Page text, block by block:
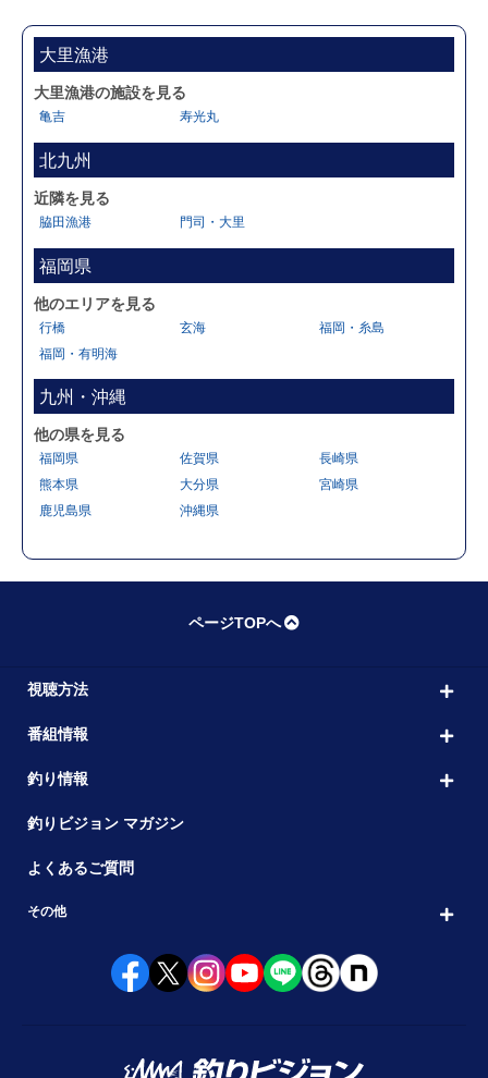
大里漁港
大里漁港の施設を見る
亀吉 寿光丸
北九州
近隣を見る
脇田漁港 門司・大里
福岡県
他のエリアを見る
行橋 玄海
福岡・糸島
福岡・有明海
九州・沖縄
他の県を見る
福岡県 佐賀県
長崎県
熊本県
大分県
宮崎県
鹿児島県
沖縄県
ページTOPへ
視聴方法
番組情報
釣り情報
釣りビジョン マガジン
よくあるご質問
その他